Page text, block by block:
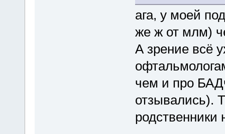
ага, у моей
же ж от млм)
А зрение всё
чем и про
отзывались).
родственники